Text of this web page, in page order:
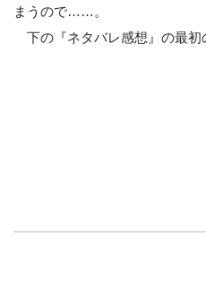
まうので……。
下の『ネタバレ感想』の最初